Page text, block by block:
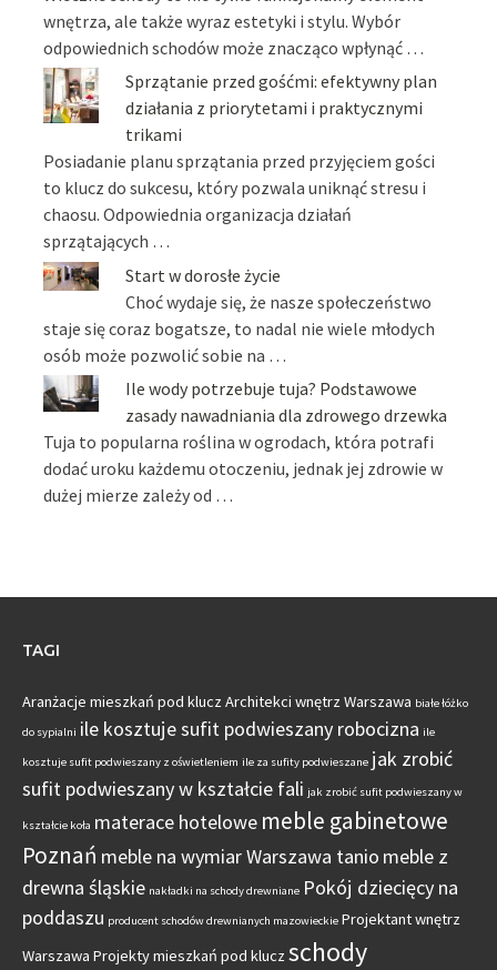
wnętrza, ale także wyraz estetyki i stylu. Wybór
odpowiednich schodów może znacząco wpłynąć …
Sprzątanie przed gośćmi: efektywny plan
działania z priorytetami i praktycznymi
trikami
Posiadanie planu sprzątania przed przyjęciem gości
to klucz do sukcesu, który pozwala uniknąć stresu i
chaosu. Odpowiednia organizacja działań
sprzątających …
Start w dorosłe życie
Choć wydaje się, że nasze społeczeństwo
staje się coraz bogatsze, to nadal nie wiele młodych
osób może pozwolić sobie na …
Ile wody potrzebuje tuja? Podstawowe
zasady nawadniania dla zdrowego drzewka
Tuja to popularna roślina w ogrodach, która potrafi
dodać uroku każdemu otoczeniu, jednak jej zdrowie w
dużej mierze zależy od …
TAGI
Aranżacje mieszkań pod klucz Architekci wnętrz Warszawa białe łóżko
do sypialni ile kosztuje sufit podwieszany robocizna ile
kosztuje sufit podwieszany z oświetleniem ile za sufity podwieszane jak zrobić
sufit podwieszany w kształcie fali jak zrobić sufit podwieszany w
kształcie koła materace hotelowe meble gabinetowe
Poznań meble na wymiar Warszawa tanio meble z
drewna śląskie nakładki na schody drewniane Pokój dziecięcy na
poddaszu producent schodów drewnianych mazowieckie Projektant wnętrz
Warszawa Projekty mieszkań pod klucz schody